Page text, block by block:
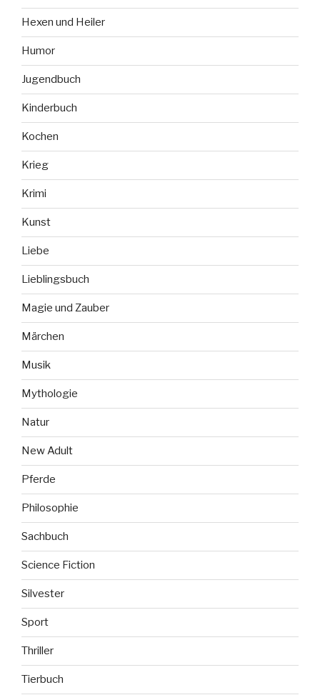
Hexen und Heiler
Humor
Jugendbuch
Kinderbuch
Kochen
Krieg
Krimi
Kunst
Liebe
Lieblingsbuch
Magie und Zauber
Märchen
Musik
Mythologie
Natur
New Adult
Pferde
Philosophie
Sachbuch
Science Fiction
Silvester
Sport
Thriller
Tierbuch